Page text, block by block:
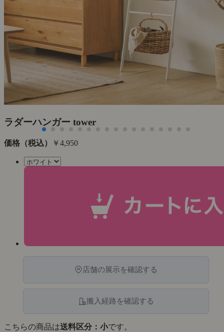
ラダーハンガー tower
価格（税込） ￥4,950
店舗の展示を確認する
搬入経路を確認する
こちらの商品は送料区分：小です。